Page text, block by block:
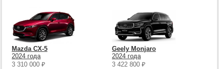
Mazda CX-5
2024 года
3 310 000 ₽
Geely Monjaro
2024 года
3 422 800 ₽